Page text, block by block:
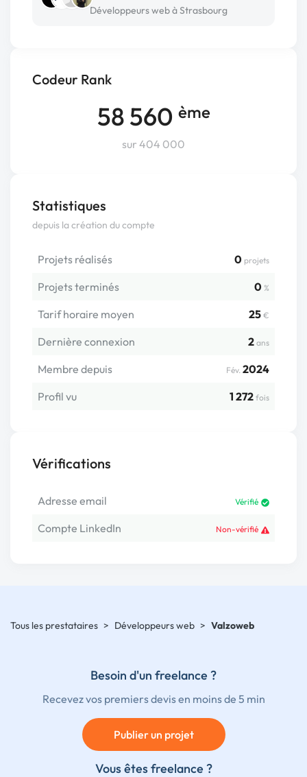
Codeur Rank
58 560 ème
sur 404 000
Statistiques
depuis la création du compte
Projets réalisés 0 projets
Projets terminés 0 %
Tarif horaire moyen 25 €
Dernière connexion 2 ans
Membre depuis Fév. 2024
Profil vu
1 272 fois
Vérifications
Adresse email Vérifié
Compte LinkedIn Non-vérifié
Développeurs web à Strasbourg
Tous les prestataires > Développeurs web > Valzoweb
Besoin d'un freelance ?
Recevez vos premiers devis en moins de 5 min
Publier un projet
Vous êtes freelance ?